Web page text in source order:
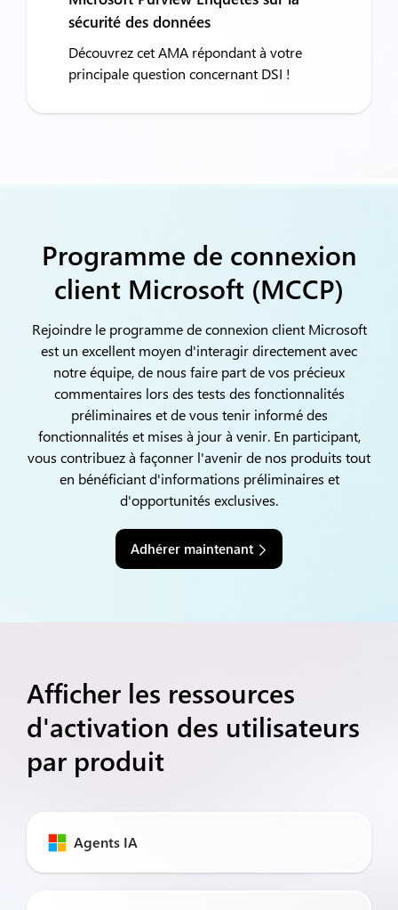
sécurité des données
Découvrez cet AMA répondant à votre
principale question concernant DSI !
Programme de connexion
client Microsoft (MCCP)
Rejoindre le programme de connexion client Microsoft
est un excellent moyen d'interagir directement avec
notre équipe, de nous faire part de vos précieux
commentaires lors des tests des fonctionnalités
préliminaires et de vous tenir informé des
fonctionnalités et mises à jour à venir. En participant,
vous contribuez à façonner l'avenir de nos produits tout
en bénéficiant d'informations préliminaires et
d'opportunités exclusives.
Adhérer maintenant
Afficher les ressources
d'activation des utilisateurs
par produit
Agents IA